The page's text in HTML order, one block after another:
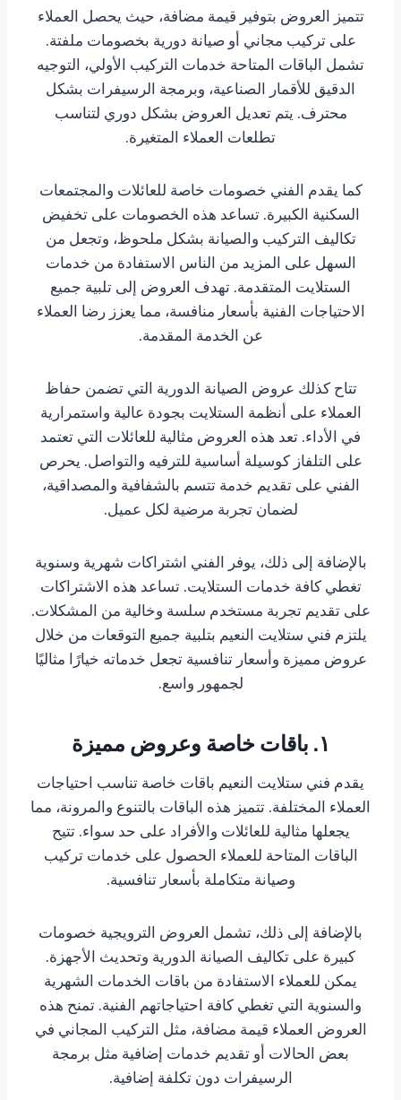
تتميز العروض بتوفير قيمة مضافة، حيث يحصل العملاء
على تركيب مجاني أو صيانة دورية بخصومات ملفتة.
تشمل الباقات المتاحة خدمات التركيب الأولي، التوجيه
الدقيق للأقمار الصناعية، وبرمجة الرسيفرات بشكل
محترف. يتم تعديل العروض بشكل دوري لتناسب
تطلعات العملاء المتغيرة.
كما يقدم الفني خصومات خاصة للعائلات والمجتمعات
السكنية الكبيرة. تساعد هذه الخصومات على تخفيض
تكاليف التركيب والصيانة بشكل ملحوظ، وتجعل من
السهل على المزيد من الناس الاستفادة من خدمات
الستلايت المتقدمة. تهدف العروض إلى تلبية جميع
الاحتياجات الفنية بأسعار منافسة، مما يعزز رضا العملاء
عن الخدمة المقدمة.
تتاح كذلك عروض الصيانة الدورية التي تضمن حفاظ
العملاء على أنظمة الستلايت بجودة عالية واستمرارية
في الأداء. تعد هذه العروض مثالية للعائلات التي تعتمد
على التلفاز كوسيلة أساسية للترفيه والتواصل. يحرص
الفني على تقديم خدمة تتسم بالشفافية والمصداقية،
لضمان تجربة مرضية لكل عميل.
بالإضافة إلى ذلك، يوفر الفني اشتراكات شهرية وسنوية
تغطي كافة خدمات الستلايت. تساعد هذه الاشتراكات
على تقديم تجربة مستخدم سلسة وخالية من المشكلات.
يلتزم فني ستلايت النعيم بتلبية جميع التوقعات من خلال
عروض مميزة وأسعار تنافسية تجعل خدماته خيارًا مثاليًا
لجمهور واسع.
١. باقات خاصة وعروض مميزة
يقدم فني ستلايت النعيم باقات خاصة تناسب احتياجات
العملاء المختلفة. تتميز هذه الباقات بالتنوع والمرونة، مما
يجعلها مثالية للعائلات والأفراد على حد سواء. تتيح
الباقات المتاحة للعملاء الحصول على خدمات تركيب
وصيانة متكاملة بأسعار تنافسية.
بالإضافة إلى ذلك، تشمل العروض الترويجية خصومات
كبيرة على تكاليف الصيانة الدورية وتحديث الأجهزة.
يمكن للعملاء الاستفادة من باقات الخدمات الشهرية
والسنوية التي تغطي كافة احتياجاتهم الفنية. تمنح هذه
العروض العملاء قيمة مضافة، مثل التركيب المجاني في
بعض الحالات أو تقديم خدمات إضافية مثل برمجة
الرسيفرات دون تكلفة إضافية.